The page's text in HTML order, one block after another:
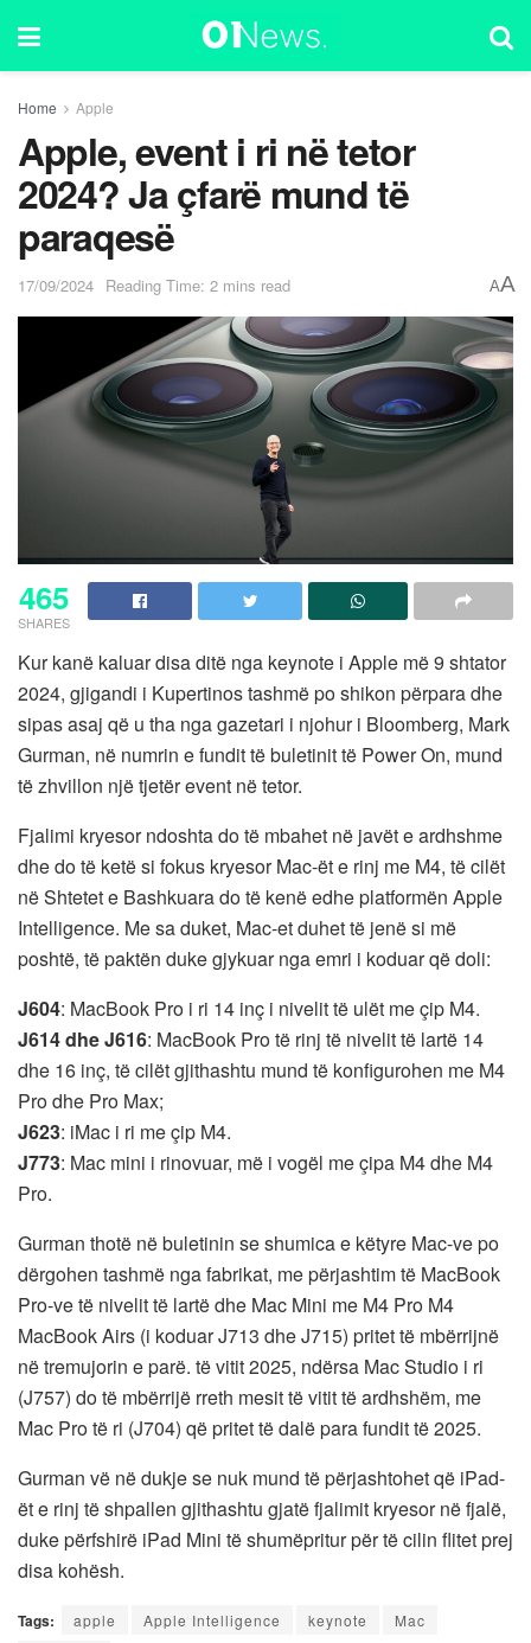
Home Apple
Apple, event i ri në tetor
2024? Ja çfarë mund të
paraqesë
17/09/2024 Reading Time: 2 mins read AA
465
SHARES
Kur kanë kaluar disa ditë nga keynote i Apple më 9 shtator
2024, gjigandi i Kupertinos tashmë po shikon përpara dhe
sipas asaj që u tha nga gazetari i njohur i Bloomberg, Mark
Gurman, në numrin e fundit të buletinit të Power On, mund
të zhvillon një tjetër event në tetor.
Fjalimi kryesor ndoshta do të mbahet në javët e ardhshme
dhe do të ketë si fokus kryesor Mac-ët e rinj me M4, të cilët
në Shtetet e Bashkuara do të kenë edhe platformën Apple
Intelligence. Me sa duket, Mac-et duhet të jenë si më
poshtë, të paktën duke gjykuar nga emri i koduar që doli:
J604: MacBook Pro i ri 14 inç i nivelit të ulët me çip M4.
J614 dhe J616: MacBook Pro të rinj të nivelit të lartë 14
dhe 16 inç, të cilët gjithashtu mund të konfigurohen me M4
Pro dhe Pro Max;
J623: iMac i ri me çip M4.
J773: Mac mini i rinovuar, më i vogël me çipa M4 dhe M4
Pro.
Gurman thotë në buletinin se shumica e këtyre Mac-ve po
dërgohen tashmë nga fabrikat, me përjashtim të MacBook
Pro-ve të nivelit të lartë dhe Mac Mini me M4 Pro M4
MacBook Airs (i koduar J713 dhe J715) pritet të mbërrijnë
në tremujorin e parë. të vitit 2025, ndërsa Mac Studio i ri
(J757) do të mbërrijë rreth mesit të vitit të ardhshëm, me
Mac Pro të ri (J704) që pritet të dalë para fundit të 2025.
Gurman vë në dukje se nuk mund të përjashtohet që iPad-
ët e rinj të shpallen gjithashtu gjatë fjalimit kryesor në fjalë,
duke përfshirë iPad Mini të shumëpritur për të cilin flitet prej
disa kohësh.
Tags: apple Apple Intelligence keynote
Mac